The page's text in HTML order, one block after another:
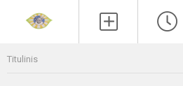
Titulinis